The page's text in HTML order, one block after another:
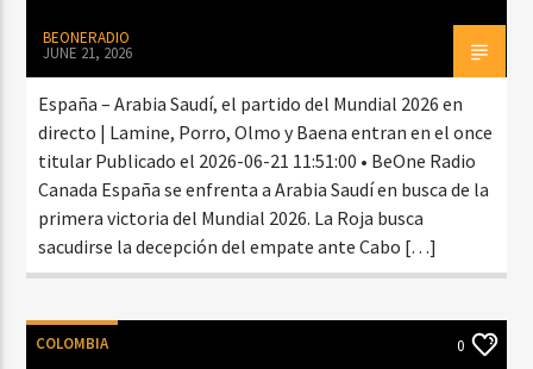
BEONERADIO
JUNE 21, 2026
España – Arabia Saudí, el partido del Mundial 2026 en
directo | Lamine, Porro, Olmo y Baena entran en el once
titular Publicado el 2026-06-21 11:51:00 • BeOne Radio
Canada España se enfrenta a Arabia Saudí en busca de la
primera victoria del Mundial 2026. La Roja busca
sacudirse la decepción del empate ante Cabo […]
COLOMBIA 0